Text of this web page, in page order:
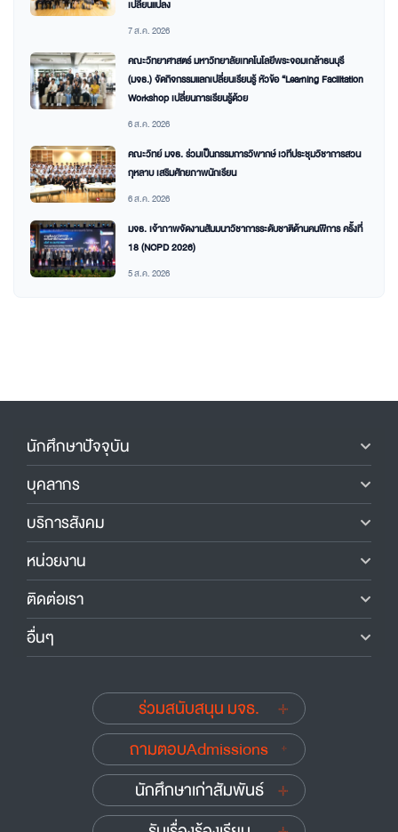
เปลี่ยนแปลง
7 ส.ค. 2026
คณะวิทยาศาสตร์ มหาวิทยาลัยเทคโนโลยีพระจอมเกล้าธนบุรี
(มจธ.) จัดกิจกรรมแลกเปลี่ยนเรียนรู้ หัวข้อ “Learning Facilitation
Workshop เปลี่ยนการเรียนรู้ด้วย
6 ส.ค. 2026
คณะวิทย์ มจธ. ร่วมเป็นกรรมการวิพากษ์ เวทีประชุมวิชาการสวน
กุหลาบ เสริมศักยภาพนักเรียน
6 ส.ค. 2026
มจธ. เจ้าภาพจัดงานสัมมนาวิชาการระดับชาติด้านคนพิการ ครั้งที่
18 (NCPD 2026)
5 ส.ค. 2026
นักศึกษาปัจจุบัน
บุคลากร
บริการสังคม
หน่วยงาน
ติดต่อเรา
อื่นๆ
ร่วมสนับสนุน มจธ.
ถามตอบAdmissions
นักศึกษาเก่าสัมพันธ์